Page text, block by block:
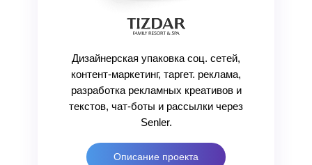
Дизайнерская упаковка соц. сетей,
контент-маркетинг, таргет. реклама,
разработка рекламных креативов и
текстов, чат-боты и рассылки через
Senler.
Описание проекта